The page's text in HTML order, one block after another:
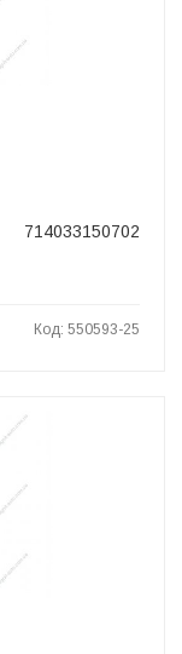
714033150702
Код: 550593-25